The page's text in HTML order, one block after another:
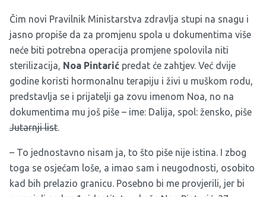
Čim novi Pravilnik Ministarstva zdravlja stupi na snagu i
jasno propiše da za promjenu spola u dokumentima više
neće biti potrebna operacija promjene spolovila niti
sterilizacija, Noa Pintarić predat će zahtjev. Već dvije
godine koristi hormonalnu terapiju i živi u muškom rodu,
predstavlja se i prijatelji ga zovu imenom Noa, no na
dokumentima mu još piše – ime: Dalija, spol: žensko, piše
Jutarnji list.
– To jednostavno nisam ja, to što piše nije istina. I zbog
toga se osjećam loše, a imao sam i neugodnosti, osobito
kad bih prelazio granicu. Posebno bi me provjerili, jer bi